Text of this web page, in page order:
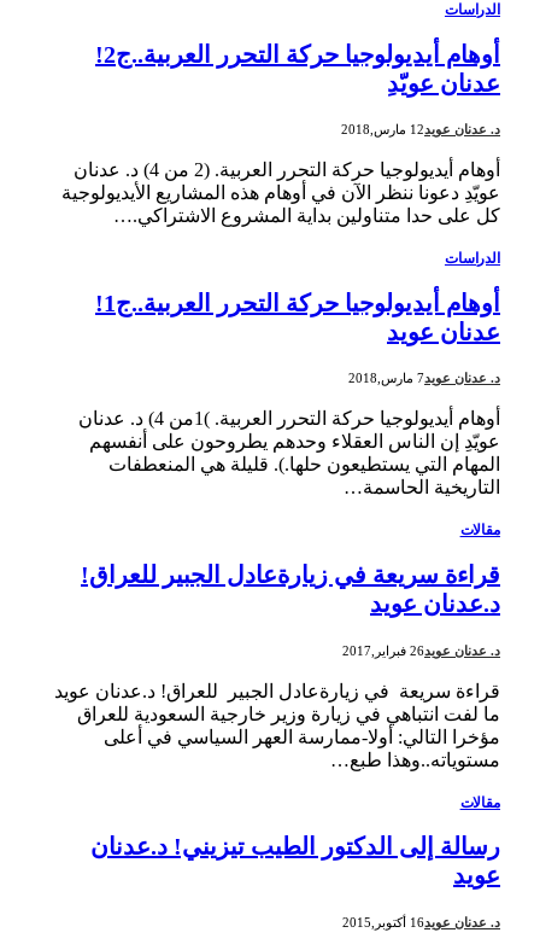
الدراسات
أوهام أيديولوجيا حركة التحرر العربية..ج2!
عدنان عويّدِ
د. عدنان عويد12 مارس,2018
أوهام أيديولوجيا حركة التحرر العربية. (2 من 4) د. عدنان
عويّدِ دعونا ننظر الآن في أوهام هذه المشاريع الأيديولوجية
كل على حدا متناولين بداية المشروع الاشتراكي.…
الدراسات
أوهام أيديولوجيا حركة التحرر العربية..ج1!
عدنان عويد
د. عدنان عويد7 مارس,2018
أوهام أيديولوجيا حركة التحرر العربية. )1من 4) د. عدنان
عويّدِ إن الناس العقلاء وحدهم يطروحون على أنفسهم
المهام التي يستطيعون حلها.). قليلة هي المنعطفات
التاريخية الحاسمة…
مقالات
قراءة سريعة في زيارةعادل الجبير للعراق!
د.عدنان عويد
د. عدنان عويد26 فبراير,2017
قراءة سريعة في زيارةعادل الجبير للعراق! د.عدنان عويد
ما لفت انتباهي في زيارة وزير خارجية السعودية للعراق
مؤخرا التالي: أوﻻ-ممارسة العهر السياسي في أعلى
مستوياته..وهذا طبع…
مقالات
رسالة إلى الدكتور الطيب تيزيني! د.عدنان
عويد
د. عدنان عويد16 أكتوبر,2015